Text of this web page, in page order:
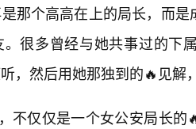
那个高高在上的局长，而
很多曾经与她共事过的下
，然后用她那独到的🔥见解
不仅仅是一个女公安局长